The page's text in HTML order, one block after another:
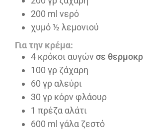
200 ml νερό
χυμό ½ λεμονιού
Για την κρέμα:
4 κρόκοι αυγώνσε
100 γρ ζάχαρη
60 γρ αλεύρι
30 γρ κόρν φλάουρ
1 πρέζα αλάτι
600 ml γάλα ζεστό